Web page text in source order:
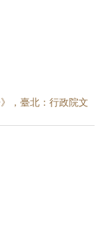
，臺北：行政院文